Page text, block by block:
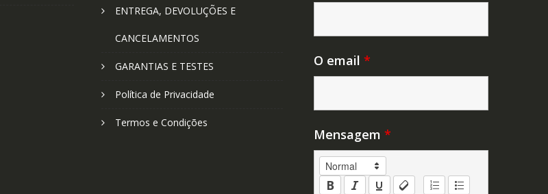
ENTREGA, DEVOLUÇÕES E
CANCELAMENTOS
GARANTIAS E TESTES
Política de Privacidade
Termos e Condições
O email *
Mensagem *